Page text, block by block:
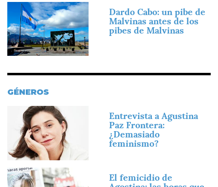
Imagen
Dardo Cabo: un pibe de
Malvinas antes de los
pibes de Malvinas
GÉNEROS
Imagen
Entrevista a Agustina
Paz Frontera:
¿Demasiado
feminismo?
Imagen
El femicidio de